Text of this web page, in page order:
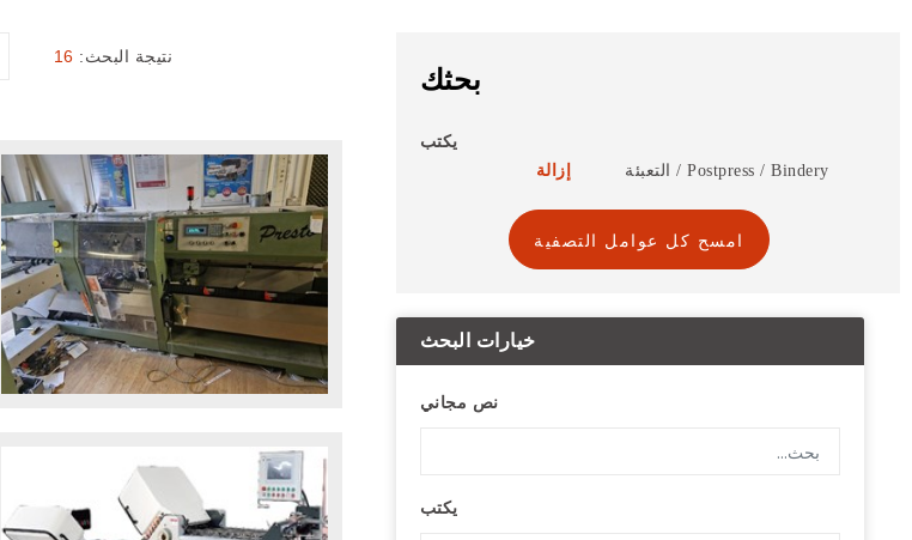
بحثك
يكتب
Postpress / Bindery / التعبئة
إزالة
امسح كل عوامل التصفية
خيارات البحث
نص مجاني
يكتب
نتيجة البحث: 16